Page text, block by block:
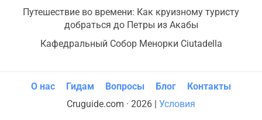
Путешествие во времени: Как круизному туристу
добраться до Петры из Акабы
Кафедральный Собор Менорки Ciutadella
Cruguide.com · 2026 | Условия
О нас Гидам Вопросы Блог Контакты